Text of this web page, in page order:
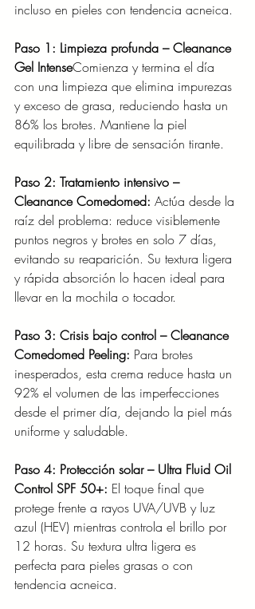
incluso en pieles con tendencia acneica.
Paso 1: Limpieza profunda – Cleanance
Gel IntenseComienza y termina el día
con una limpieza que elimina impurezas
y exceso de grasa, reduciendo hasta un
86% los brotes. Mantiene la piel
equilibrada y libre de sensación tirante.
Paso 2: Tratamiento intensivo –
Cleanance Comedomed: Actúa desde la
raíz del problema: reduce visiblemente
puntos negros y brotes en solo 7 días,
evitando su reaparición. Su textura ligera
y rápida absorción lo hacen ideal para
llevar en la mochila o tocador.
Paso 3: Crisis bajo control – Cleanance
Comedomed Peeling: Para brotes
inesperados, esta crema reduce hasta un
92% el volumen de las imperfecciones
desde el primer día, dejando la piel más
uniforme y saludable.
Paso 4: Protección solar – Ultra Fluid Oil
Control SPF 50+: El toque final que
protege frente a rayos UVA/UVB y luz
azul (HEV) mientras controla el brillo por
12 horas. Su textura ultra ligera es
perfecta para pieles grasas o con
tendencia acneica.